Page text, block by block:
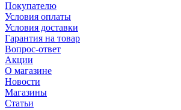
Покупателю
Условия оплаты
Условия доставки
Гарантия на товар
Вопрос-ответ
Акции
О магазине
Новости
Магазины
Статьи